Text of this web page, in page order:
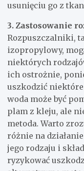
usunięciu go z
3. Zastosowanie
Rozpuszczalniki,
izopropylowy,
niektórych
ich ostrożnie,
uszkodzić niektóre
woda może być
plam z kleju, ale
metoda. Warto
różnie na
jego rodzaju i
ryzykować